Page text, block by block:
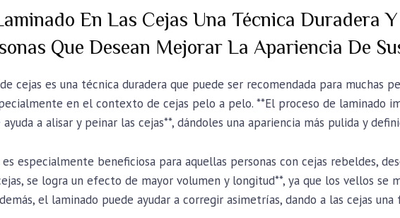
En Las Cejas Una Técnica Duradera
Que Desean Mejorar La Apariencia De
cejas es una técnica duradera que puede ser recomendada para muchas
en el contexto de cejas pelo a pelo. **El proceso de laminado
a alisar y peinar las cejas**, dándoles una apariencia más pulida y
especialmente beneficiosa para aquellas personas con cejas rebeldes,
se logra un efecto de mayor volumen y longitud**, ya que los vellos se
el laminado puede ayudar a corregir asimetrías, dando a las cejas